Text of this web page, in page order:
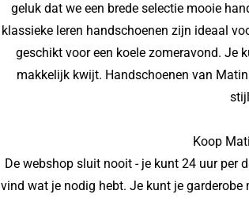
geluk dat we een brede selectie mooie
klassieke leren handschoenen zijn ideaal
geschikt voor een koele zomeravond. Je
makkelijk kwijt. Handschoenen van
Koop
De webshop sluit nooit - je kunt 24 uur per
vind wat je nodig hebt. Je kunt je garderobe